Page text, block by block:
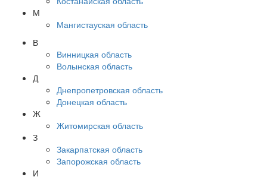
М
Мангистауская область
В
Винницкая область
Волынская область
Д
Днепропетровская область
Донецкая область
Ж
Житомирская область
З
Закарпатская область
Запорожская область
И